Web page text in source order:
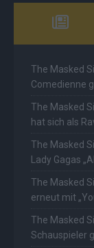
The Masked
Comedienne
The Masked
hat sich als
The Masked
Lady Gagas
The Masked
erneut mit
The Masked
Schauspieler